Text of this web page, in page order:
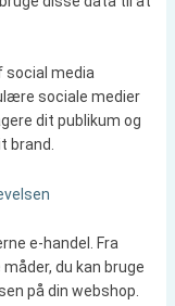
social media
sociale medier
dit publikum og
brand.
e-handel. Fra
du kan bruge
på din webshop.